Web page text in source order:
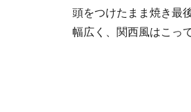
頭をつけたまま焼き最
幅広く、関西風はこっ